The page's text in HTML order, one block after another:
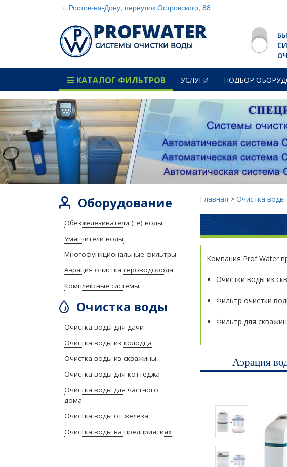
г. Ростов-на-Дону, переулок Островского, 88
CИСТЕМЫ ОЧИСТКИ ВОДЫ
КАТАЛОГ ФИЛЬТРОВ УСЛУГИ ПОДБОР
Главная > Очистка воды
Компания Prof Water
Очистки воды из
Фильтр очистки
Фильтр для
Аэрация
Оборудование
Обезжелезиватели (Fe) воды
Умягчители воды
Многофункциональные фильтры
Аэрация очистка сероводорода
Комплексные системы
Очистка воды
Очистка воды для дачи
Очистка воды из колодца
Очистка воды из скважины
Очистка воды для коттеджа
Очистка воды для частного
дома
Очистка воды от железа
Очистка воды на предприятиях